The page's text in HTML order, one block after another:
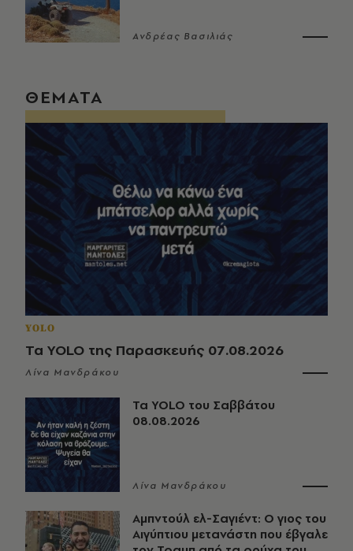
Ανδρέας Βασιλιάς
ΘΕΜΑΤΑ
YOLO
Τα YOLO της Παρασκευής 07.08.2026
Λίνα Μανδράκου
Τα YOLO του Σαββάτου
08.08.2026
Λίνα Μανδράκου
Αμπντούλ ελ-Σαγιέντ: Ο γιος του
Αιγύπτιου μετανάστη που έβγαλε